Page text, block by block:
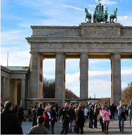
aeroporti di Berlino sono due: c'è
quello di Schönefeld. L'aeroporto di